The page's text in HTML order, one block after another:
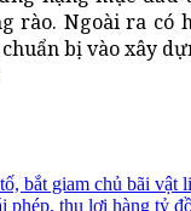
Ngoài ra có
bị vào xây
bắt giam chủ bãi vật
phép, thu lợi hàng tỷ